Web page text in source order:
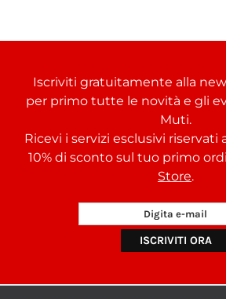
Iscriviti gratuitamente alla
per primo tutte le novità e gli
Muti.
Ricevi i servizi esclusivi riservati
10% di sconto sul tuo primo
Store.